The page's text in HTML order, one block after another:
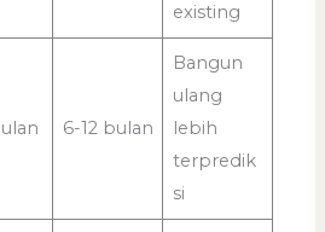
existing
6-12 bulan
Bangun
ulang
lebih
terpredik
si